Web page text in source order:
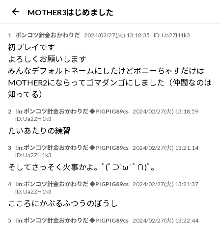
MOTHER3はじめました
1 ポンコツ針金おかわりだ 2024/02/27(火) 13:18:35 ID: Ua2ZH1k3
初プレイです
よろしくお願いします
みんなデフォルトネームにしたけどボニーちゃすだけは
MOTHER2にならってゴマダンゴにしました（仲間なのは
知ってる）
2 !in:ポンコツ針金おかわりだ ◆PIGPIG89cs 2024/02/27(火) 13:18:59
ID: Ua2ZH1k3
たいあたりの練習
3 !in:ポンコツ針金おかわりだ ◆PIGPIG89cs 2024/02/27(火) 13:21:14
ID: Ua2ZH1k3
そしてさっそく火事かよ。ﾟ(ﾟ⊃`ω´ ﾟ∩)ﾟ。
4 !in:ポンコツ針金おかわりだ ◆PIGPIG89cs 2024/02/27(火) 13:21:37
ID: Ua2ZH1k3
こころにかぶるふつうのぼうし
5 !in:ポンコツ針金おかわりだ ◆PIGPIG89cs 2024/02/27(火) 13:22:44